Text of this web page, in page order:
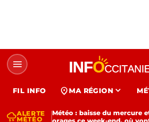
menu
FIL INFO location_on MA RÉGION expand_more
thunderstormALERTE
MÉTÉO
Météo : baisse du mercure